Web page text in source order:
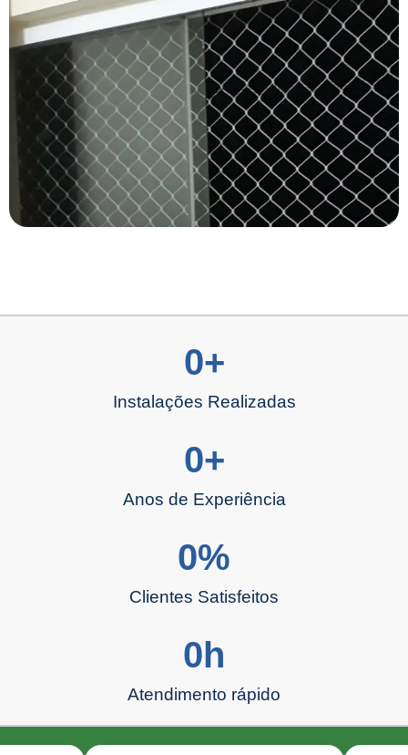
Instalações Realizadas
0+
Anos de Experiência
0+
Clientes Satisfeitos
0%
Atendimento rápido
0h